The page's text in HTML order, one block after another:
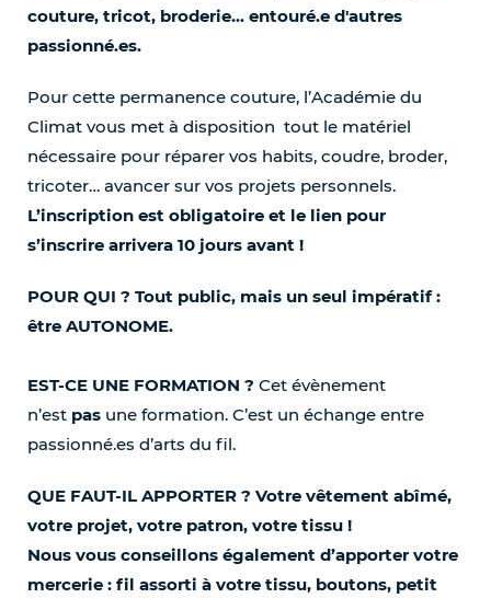
couture, tricot, broderie... entouré.e d'autres
passionné.es.
Pour cette permanence couture, l’Académie du
Climat vous met à disposition tout le matériel
nécessaire pour réparer vos habits, coudre, broder,
tricoter… avancer sur vos projets personnels.
L’inscription est obligatoire et le lien pour
s’inscrire arrivera 10 jours avant !
POUR QUI ? Tout public, mais un seul impératif :
être AUTONOME.
EST-CE UNE FORMATION ? Cet évènement
n’est pas une formation. C’est un échange entre
passionné.es d’arts du fil.
QUE FAUT-IL APPORTER ? Votre vêtement abîmé,
votre projet, votre patron, votre tissu !
Nous vous conseillons également d’apporter votre
mercerie : fil assorti à votre tissu, boutons, petit